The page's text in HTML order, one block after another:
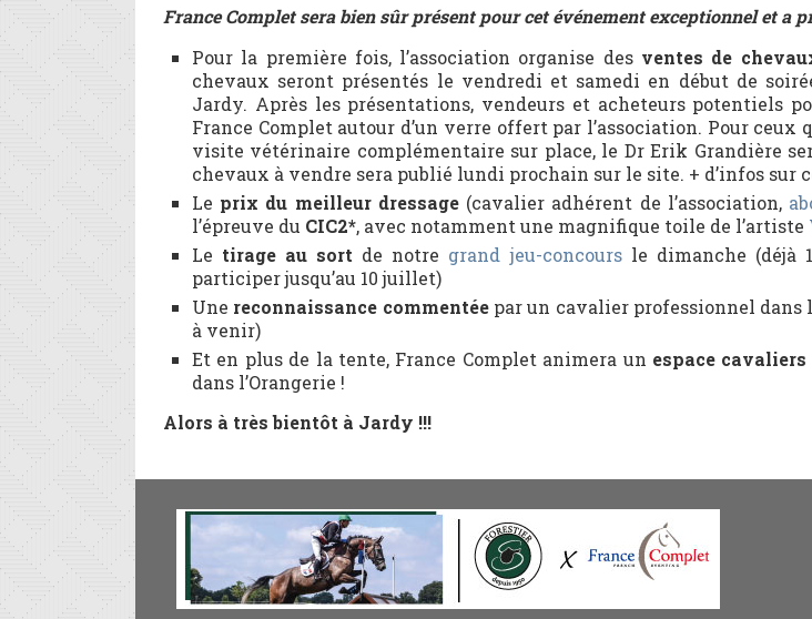
France Complet sera bien sûr présent pour cet événement exceptionnel et a
Pour la première fois, l’association organise des ventes de
chevaux seront présentés le vendredi et samedi en début de
Jardy. Après les présentations, vendeurs et acheteurs potentiels
France Complet autour d’un verre offert par l’association. Pour
visite vétérinaire complémentaire sur place, le Dr Erik Grandière
chevaux à vendre sera publié lundi prochain sur le site. + d’infos sur
Le prix du meilleur dressage(cavalier adhérent de l’association,
l’épreuve du CIC2*, avec notamment une magnifique toile de l’artiste
Le tirage au sort de notre grand jeu-concoursle dimanche (déjà
participer jusqu’au 10 juillet)
Une reconnaissance commentéepar un cavalier professionnel dans
à venir)
Et en plus de la tente, France Complet animera un espace
dans l’Orangerie !
Alors à très bientôt à Jardy !!!